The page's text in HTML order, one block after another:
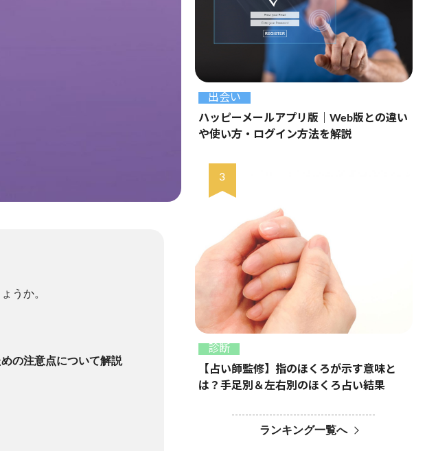
うか。
の注意点について解説
出会い
ハッピーメールアプリ版｜Web版との違い
や使い方・ログイン方法を解説
診断
【占い師監修】指のほくろが示す意味と
は？手足別＆左右別のほくろ占い結果
ランキング一覧へ